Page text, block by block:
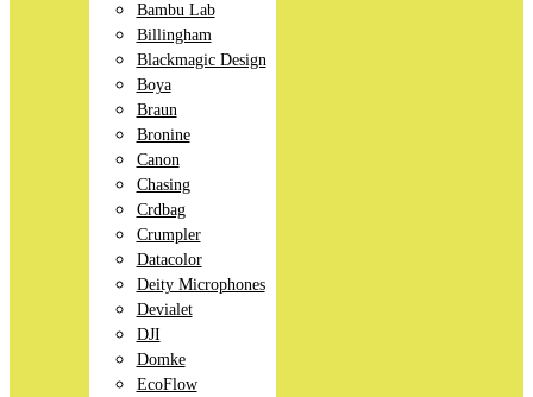
Bambu Lab
Billingham
Blackmagic Design
Boya
Braun
Bronine
Canon
Chasing
Crdbag
Crumpler
Datacolor
Deity Microphones
Devialet
DJI
Domke
EcoFlow